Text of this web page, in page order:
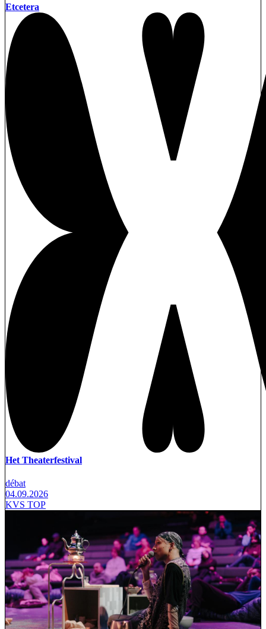
Etcetera
Het Theaterfestival
débat
04.09.2026
KVS TOP